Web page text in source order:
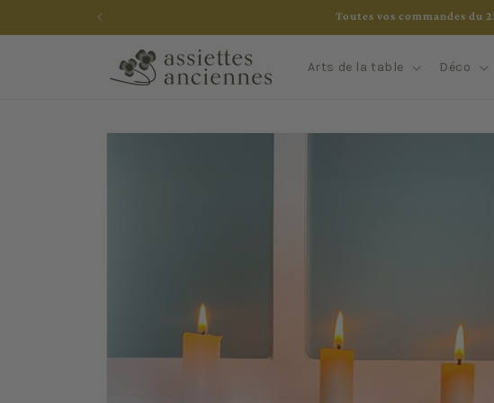
au
Toutes vos commandes du
Arts de la table Déco
Passer aux